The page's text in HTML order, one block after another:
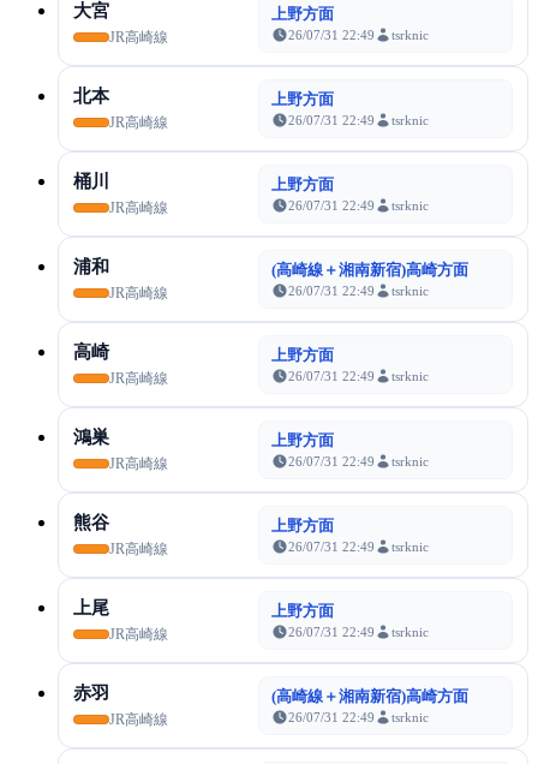
大宮
JR高崎線
上野方面
26/07/31 22:49 tsrknic
北本
JR高崎線
上野方面
26/07/31 22:49 tsrknic
桶川
JR高崎線
上野方面
26/07/31 22:49 tsrknic
浦和
JR高崎線
(高崎線＋湘南新宿)高崎方面
26/07/31 22:49 tsrknic
高崎
JR高崎線
上野方面
26/07/31 22:49 tsrknic
鴻巣
JR高崎線
上野方面
26/07/31 22:49 tsrknic
熊谷
JR高崎線
上野方面
26/07/31 22:49 tsrknic
上尾
JR高崎線
上野方面
26/07/31 22:49 tsrknic
赤羽
JR高崎線
(高崎線＋湘南新宿)高崎方面
26/07/31 22:49 tsrknic